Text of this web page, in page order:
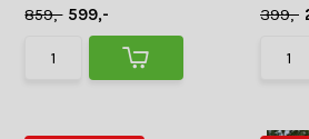
859,- 599,-
399,-